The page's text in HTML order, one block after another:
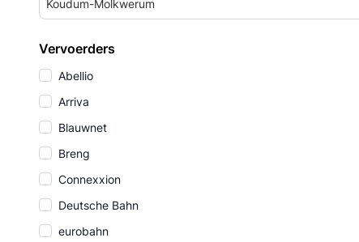
Koudum-Molkwerum
Vervoerders
Abellio
Arriva
Blauwnet
Breng
Connexxion
Deutsche Bahn
eurobahn